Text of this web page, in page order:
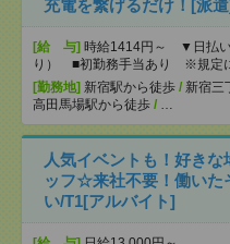
充電を繋げるだけ！[派
[給 与] 時給1414円～ ▼日払い
り） ■初勤務手当あり ※規定
[勤務地] 新宿駅から徒歩 / 新宿三
高田馬場駅から徒歩 /
人気イベントも！好き
ッフ☆来社不要！働いた
い/T1[アルバイト]